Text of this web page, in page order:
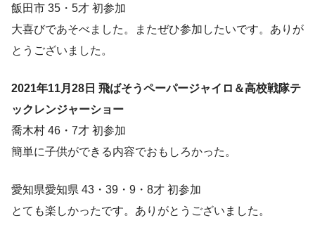
飯田市 35・5才 初参加
大喜びであそべました。またぜひ参加したいです。ありが
とうございました。
2021年11月28日 飛ばそうペーパージャイロ＆高校戦隊テ
ックレンジャーショー
喬木村 46・7才 初参加
簡単に子供ができる内容でおもしろかった。
愛知県愛知県 43・39・9・8才 初参加
とても楽しかったです。ありがとうございました。